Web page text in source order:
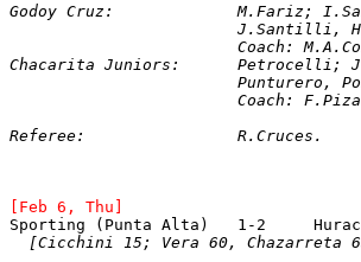
Godoy Cruz:
Coach:
Chacarita
Punturero,
Coach:
Referee:		R.Cruces.
[Feb 6, Thu]
[Cicchini 15; Vera 60, Chazarreta